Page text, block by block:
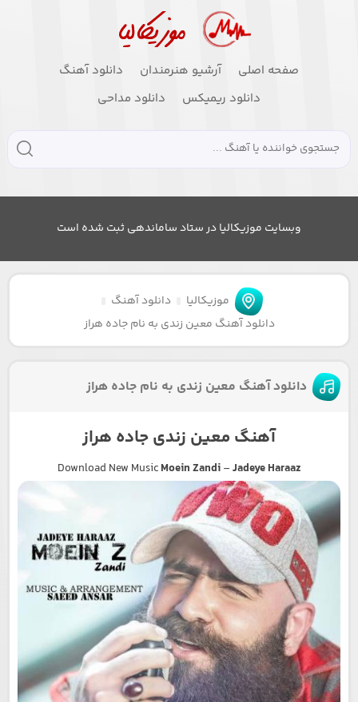
صفحه اصلی آرشیو هنرمندان
دانلود آهنگ
دانلود ریمیکس
دانلود مداحی
وبسایت موزیکالیا در ستاد ساماندهی ثبت شده است
موزیکالیا
دانلود آهنگ
دانلود آهنگ معین زندی به نام جاده هراز
دانلود آهنگ معین زندی به نام جاده هراز
آهنگ معین زندی جاده هراز
Download New MusicMoein Zandi–Jadeye Haraaz